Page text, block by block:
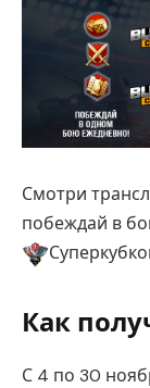
Смотри
побеждай в
Как
С 4 по 30